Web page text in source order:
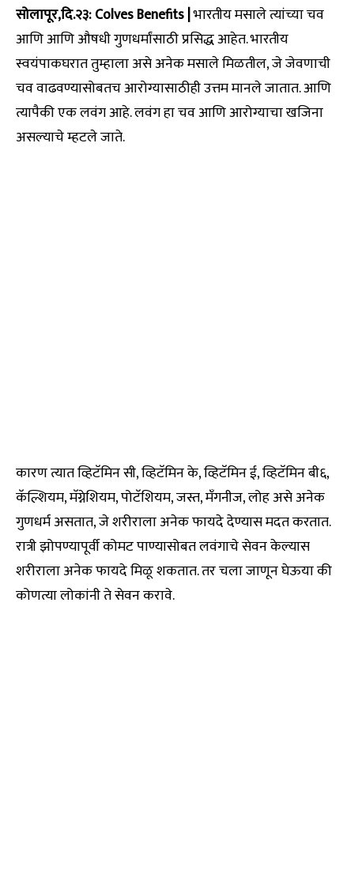
सोलापूर,दि.२३: Colves Benefits |भारतीय मसाले त्यांच्या चव
आणि आणि औषधी गुणधर्मांसाठी प्रसिद्ध आहेत. भारतीय
स्वयंपाकघरात तुम्हाला असे अनेक मसाले मिळतील, जे जेवणाची
चव वाढवण्यासोबतच आरोग्यासाठीही उत्तम मानले जातात. आणि
त्यापैकी एक लवंग आहे. लवंग हा चव आणि आरोग्याचा खजिना
असल्याचे म्हटले जाते.
कारण त्यात व्हिटॅमिन सी, व्हिटॅमिन के, व्हिटॅमिन ई, व्हिटॅमिन बी६,
कॅल्शियम, मॅग्नेशियम, पोटॅशियम, जस्त, मॅंगनीज, लोह असे अनेक
गुणधर्म असतात, जे शरीराला अनेक फायदे देण्यास मदत करतात.
रात्री झोपण्यापूर्वी कोमट पाण्यासोबत लवंगाचे सेवन केल्यास
शरीराला अनेक फायदे मिळू शकतात. तर चला जाणून घेऊया की
कोणत्या लोकांनी ते सेवन करावे.